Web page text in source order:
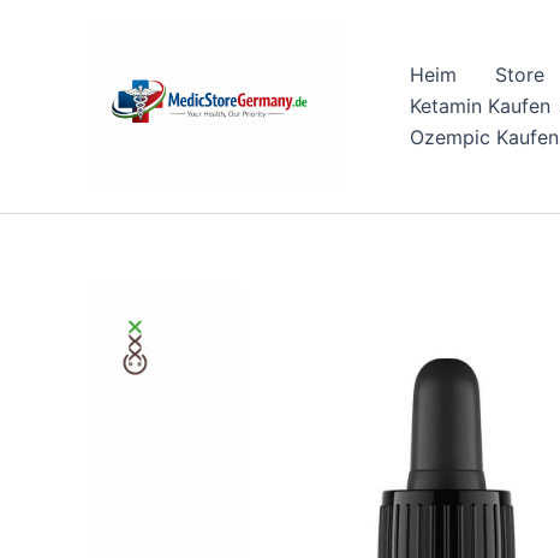
Heim Store
Ketamin Kaufen
Ozempic Kaufen